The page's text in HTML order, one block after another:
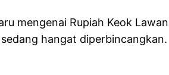
mengenai Rupiah Keok
hangat diperbincangkan.